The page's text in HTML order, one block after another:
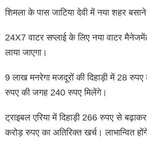
शिमला के पास जाटिया देवी में नया शहर
24X7 वाटर सप्लाई के लिए नया वाटर
लाया जाएगा।
9 लाख मनरेगा मजदूरों की दिहाड़ी में 28
रुपए की जगह 240 रुपए मिलेंगे।
ट्राइबल एरिया में दिहाड़ी 266 रुपए से
करोड़ रुपए का अतिरिक्त खर्च। लाभान्वित